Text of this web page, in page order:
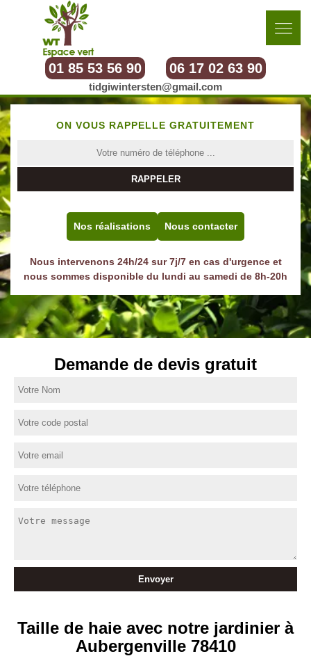
01 85 53 56 90 06 17 02 63 90
tidgiwintersten@gmail.com
ON VOUS RAPPELLE GRATUITEMENT
Nos réalisations Nous contacter
Nous intervenons 24h/24 sur 7j/7 en cas d'urgence et
nous sommes disponible du lundi au samedi de 8h-20h
Demande de devis gratuit
Taille de haie avec notre jardinier à
Aubergenville 78410